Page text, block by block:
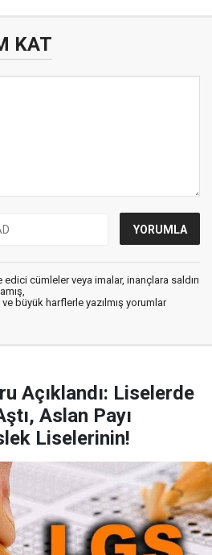
KAT
cümleler veya imalar, inançlara saldırı
büyük harflerle yazılmış yorumlar
Açıklandı: Liselerde
Aslan Payı
Liselerinin!